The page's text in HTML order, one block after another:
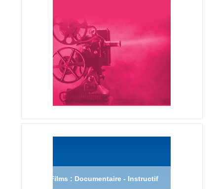
Films : Documentaire - Instructif